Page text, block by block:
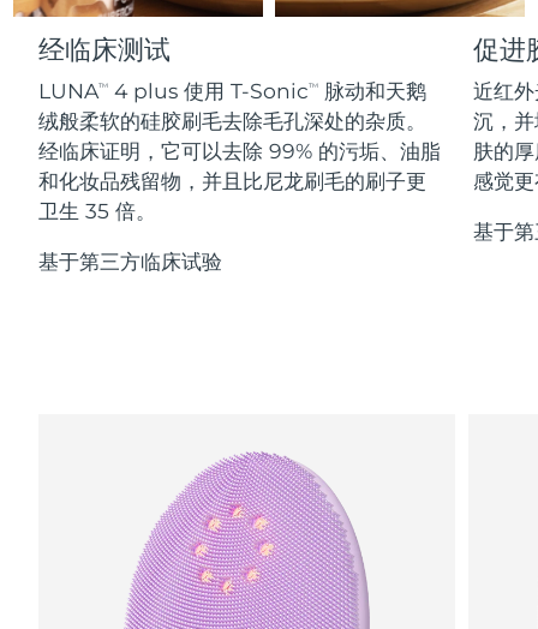
经临床测试
LUNATM 4 plus 使用 T-SonicTM
脉动和天鹅
绒般柔软的硅胶刷毛去除毛孔深处的杂质。
经临床证明，它可以去除 99% 的污垢、油脂
和化妆品残留物，并且比尼龙刷毛的刷子更
卫生 35 倍。
基于第三方临床试验
促进
近红
沉，
肤的
感觉
基于
PEACH™ 2 go
Travel-friendly IPL hair removal
PEACH™ Cooling Prep Gel
Cooling IPL hair removal gel
SUPERCHARGED™ serum
Firming body serum
ESPADA™ 2
Acne treatment device
ESPADA™ Blemish Solution
Concentrated acne gel
IRIS™ 2
Rejuvenating eye massager
眼部护肤
Advanced eye care treatment
毛孔护理
KIWI™ derma
Diamond microdermabrasion .
LUNA™ 4 hair
2-in-1 LED scalp massager
牙齿美白
NEW
issa™ Teeth Whitening Set
Dual LED + sonic device & 18% PAP gel
更多的
中国香港特别行政区
匈牙利 预计送达日期 8/8/26
冰岛 预计送达日期 8/9/26
印度尼西亚 预计送达日期 8/6/26
爱尔兰
预计送达日期
哈萨克斯坦 预计送达日期